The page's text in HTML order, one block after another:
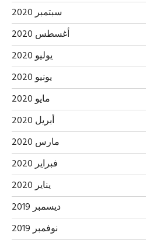
سبتمبر 2020
أغسطس 2020
يوليو 2020
يونيو 2020
مايو 2020
أبريل 2020
مارس 2020
فبراير 2020
يناير 2020
ديسمبر 2019
نوفمبر 2019